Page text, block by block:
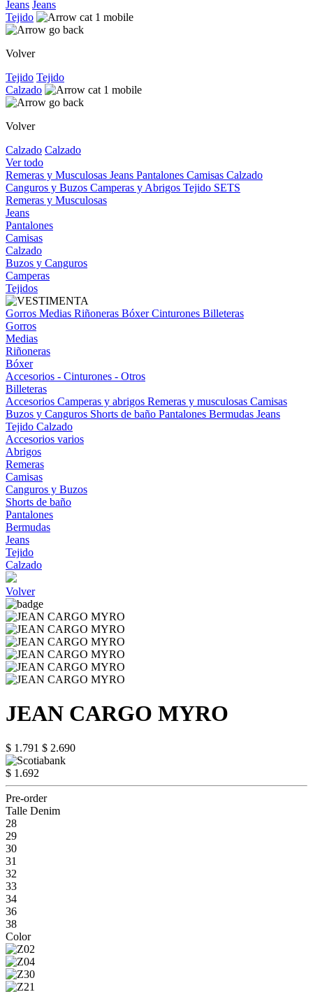
Jeans Jeans
Tejido
Volver
Tejido Tejido
Calzado
Volver
Calzado Calzado
Ver todo
Remeras y Musculosas Jeans Pantalones Camisas Calzado
Canguros y Buzos Camperas y Abrigos Tejido SETS
Remeras y Musculosas
Jeans
Pantalones
Camisas
Calzado
Buzos y Canguros
Camperas
Tejidos
Gorros Medias Riñoneras BóxerCinturones Billeteras
Gorros
Medias
Riñoneras
Bóxer
Accesorios - Cinturones - Otros
Billeteras
Accesorios Camperas y abrigos Remeras y musculosas Camisas
Buzos y Canguros Shorts de baño Pantalones Bermudas Jeans
Tejido Calzado
Accesorios varios
Abrigos
Remeras
Camisas
Canguros y Buzos
Shorts de baño
Pantalones
Bermudas
Jeans
Tejido
Calzado
Volver
JEAN CARGO MYRO
$ 1.791 $ 2.690
$ 1.692
Pre-order
Talle Denim
28
29
30
31
32
33
34
36
38
Color